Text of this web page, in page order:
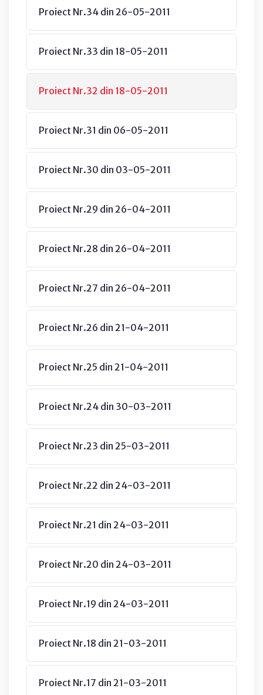
Proiect Nr.34 din 26-05-2011
Proiect Nr.33 din 18-05-2011
Proiect Nr.32 din 18-05-2011
Proiect Nr.31 din 06-05-2011
Proiect Nr.30 din 03-05-2011
Proiect Nr.29 din 26-04-2011
Proiect Nr.28 din 26-04-2011
Proiect Nr.27 din 26-04-2011
Proiect Nr.26 din 21-04-2011
Proiect Nr.25 din 21-04-2011
Proiect Nr.24 din 30-03-2011
Proiect Nr.23 din 25-03-2011
Proiect Nr.22 din 24-03-2011
Proiect Nr.21 din 24-03-2011
Proiect Nr.20 din 24-03-2011
Proiect Nr.19 din 24-03-2011
Proiect Nr.18 din 21-03-2011
Proiect Nr.17 din 21-03-2011